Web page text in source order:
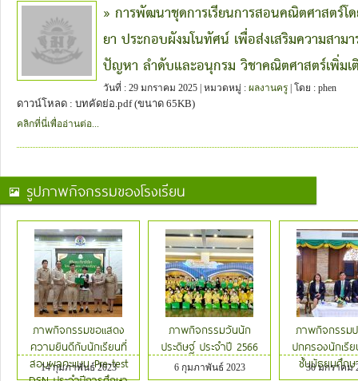
» การพัฒนาชุดการเรียนการสอนคณิตศาสตร์
ยา ประกอบผังมโนทัศน์ เพื่อส่งเสริมความสาม
ปัญหา ลำดับและอนุกรม วิชาคณิตศาสตร์เพิ่ม
วันที่ : 29 มกราคม 2025 | หมวดหมู่ : ผลงานครู | โดย : phen
ดาวน์โหลด : บทคัดย่อ.pdf (ขนาด 65KB)
คลิกที่นี่เพื่ออ่านต่อ...
รูปภาพกิจกรรมของโรงเรียน
ภาพกิจกรรมขอแสดง
ความยินดีกับนักเรียนที่
สอบผลคะแนน Pre-test
14 กุมภาพันธ์ 2023
ภาพกิจกรรมวันนัก
ประดิษฐ์ ประจำปี 2566
6 กุมภาพันธ์ 2023
ภาพกิจกรรม
ปกครองนักเรี
ชั้นมัธยมศึกษ
30 มกราคม